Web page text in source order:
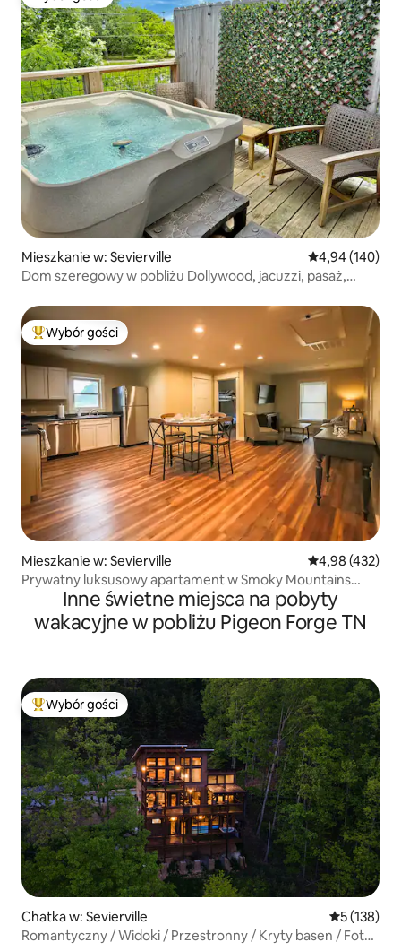
Wybór gości
Mieszkanie w: Sevierville Średnia
4,94 (140)
Dom szeregowy w pobliżu Dollywood, jacuzzi, pasaż,
Najpopularniejsze z kategorii Wybór gości
Wybór gości
Mieszkanie w: Sevierville Średnia
4,98 (432)
Prywatny luksusowy apartament w Smoky Mountains
z jacuzziInne świetne miejsca na pobyty
wakacyjne w pobliżu Pigeon Forge TN
Najpopularniejsze z kategorii Wybór gości
Wybór gości
Chatka w: Sevierville Średnia
5 (138)
Romantyczny / Widoki / Przestronny / Kryty basen / Fotel